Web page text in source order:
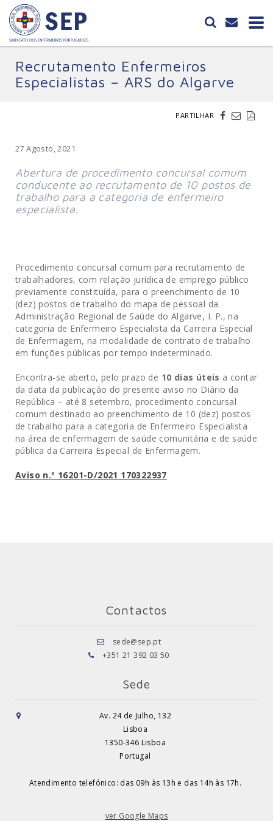
Recrutamento Enfermeiros
Especialistas – ARS do Algarve
PARTILHAR
27 Agosto, 2021
Abertura de procedimento concursal comum
conducente ao recrutamento de 10 postos de
trabalho para a categoria de enfermeiro
especialista.
Procedimento concursal comum para recrutamento de
trabalhadores, com relação jurídica de emprego público
previamente constituída, para o preenchimento de 10
(dez) postos de trabalho do mapa de pessoal da
Administração Regional de Saúde do Algarve, I. P., na
categoria de Enfermeiro Especialista da Carreira Especial
de Enfermagem, na modalidade de contrato de trabalho
em funções públicas por tempo indeterminado.
Encontra-se aberto, pelo prazo de 10 dias úteis a contar
da data da publicação do presente aviso no Diário da
República – até 8 setembro, procedimento concursal
comum destinado ao preenchimento de 10 (dez) postos
de trabalho para a categoria de Enfermeiro Especialista
na área de enfermagem de saúde comunitária e de saúde
pública da Carreira Especial de Enfermagem.
Aviso n.º 16201-D/2021 170322937
Contactos
sede@sep.pt
+351 21 392 03 50
Sede
Av. 24 de Julho, 132
Lisboa
1350-346 Lisboa
Portugal
Atendimento telefónico: das 09h às 13h e das 14h às 17h.
ver Google Maps